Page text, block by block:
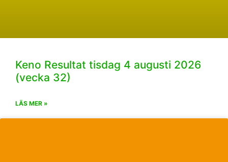
Keno Resultat tisdag 4 augusti 2026
(vecka 32)
LÄS MER »